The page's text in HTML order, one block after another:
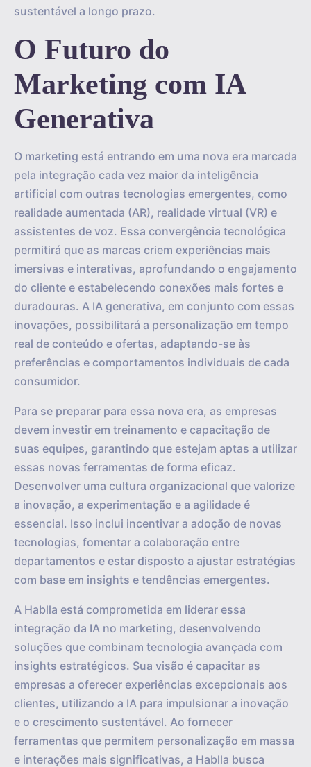
sustentável a longo prazo.
O Futuro do
Marketing com IA
Generativa
O marketing está entrando em uma nova era marcada
pela integração cada vez maior da inteligência
artificial com outras tecnologias emergentes, como
realidade aumentada (AR), realidade virtual (VR) e
assistentes de voz. Essa convergência tecnológica
permitirá que as marcas criem experiências mais
imersivas e interativas, aprofundando o engajamento
do cliente e estabelecendo conexões mais fortes e
duradouras. A IA generativa, em conjunto com essas
inovações, possibilitará a personalização em tempo
real de conteúdo e ofertas, adaptando-se às
preferências e comportamentos individuais de cada
consumidor.
Para se preparar para essa nova era, as empresas
devem investir em treinamento e capacitação de
suas equipes, garantindo que estejam aptas a utilizar
essas novas ferramentas de forma eficaz.
Desenvolver uma cultura organizacional que valorize
a inovação, a experimentação e a agilidade é
essencial. Isso inclui incentivar a adoção de novas
tecnologias, fomentar a colaboração entre
departamentos e estar disposto a ajustar estratégias
com base em insights e tendências emergentes.
A Hablla está comprometida em liderar essa
integração da IA no marketing, desenvolvendo
soluções que combinam tecnologia avançada com
insights estratégicos. Sua visão é capacitar as
empresas a oferecer experiências excepcionais aos
clientes, utilizando a IA para impulsionar a inovação
e o crescimento sustentável. Ao fornecer
ferramentas que permitem personalização em massa
e interações mais significativas, a Hablla busca